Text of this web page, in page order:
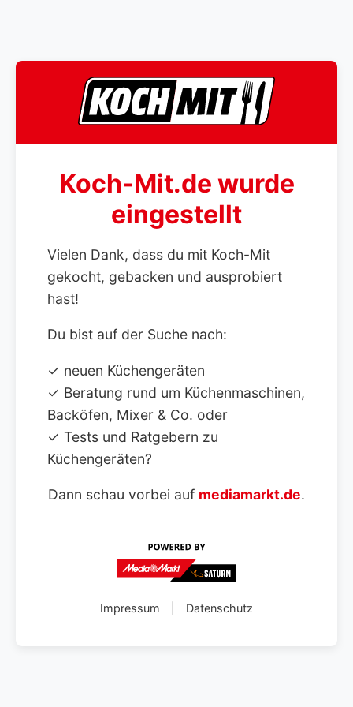
Koch-Mit.de wurde
eingestellt
Vielen Dank, dass du mit Koch-Mit
gekocht, gebacken und ausprobiert
hast!
Du bist auf der Suche nach:
✓ neuen Küchengeräten
✓ Beratung rund um Küchenmaschinen,
Backöfen, Mixer & Co. oder
✓ Tests und Ratgebern zu
Küchengeräten?
Dann schau vorbei auf mediamarkt.de.
Impressum Datenschutz